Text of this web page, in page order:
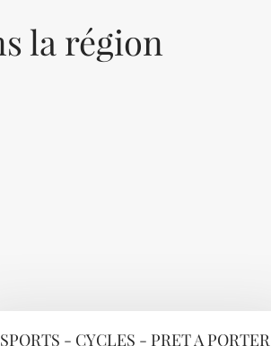
la région
SPORTS - CYCLES - PRET A PORTER